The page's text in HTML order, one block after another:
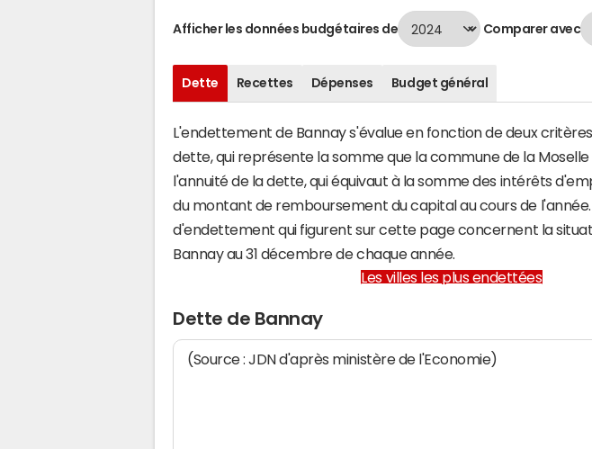
Afficher les données budgétaires de Comparer avec
Dette Recettes Dépenses Budget général
L'endettement de Bannay s'évalue en fonction de deux
dette, qui représente la somme que la commune de la Moselle
l'annuité de la dette, qui équivaut à la somme des intérêts
du montant de remboursement du capital au cours de l'année.
d'endettement qui figurent sur cette page concernent la
Bannay au 31 décembre de chaque année.
Les villes les plus endettées
Dette de Bannay
(Source : JDN d'après ministère de l'Economie)